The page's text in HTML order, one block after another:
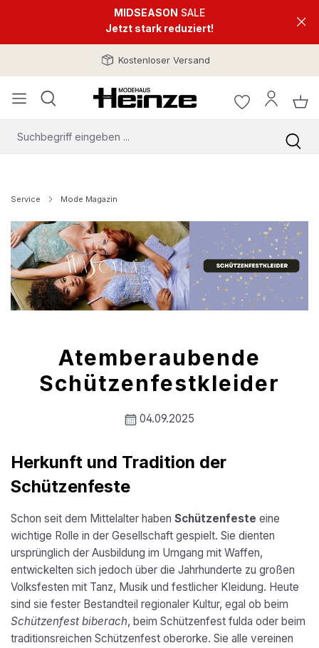
MIDSEASON SALE
Jetzt stark reduziert!
Kostenloser Versand
Service Mode Magazin
Atemberaubende
Schützenfestkleider
04.09.2025
Herkunft und Tradition der
Schützenfeste
Schon seit dem Mittelalter haben Schützenfeste eine
wichtige Rolle in der Gesellschaft gespielt. Sie dienten
ursprünglich der Ausbildung im Umgang mit Waffen,
entwickelten sich jedoch über die Jahrhunderte zu großen
Volksfesten mit Tanz, Musik und festlicher Kleidung. Heute
sind sie fester Bestandteil regionaler Kultur, egal ob beim
Schützenfest biberach, beim Schützenfest fulda oder beim
traditionsreichen Schützenfest oberorke. Sie alle vereinen